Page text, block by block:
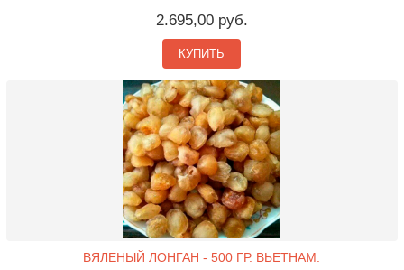
2.695,00 руб.
КУПИТЬ
ВЯЛЕНЫЙ ЛОНГАН - 500 ГР. ВЬЕТНАМ.